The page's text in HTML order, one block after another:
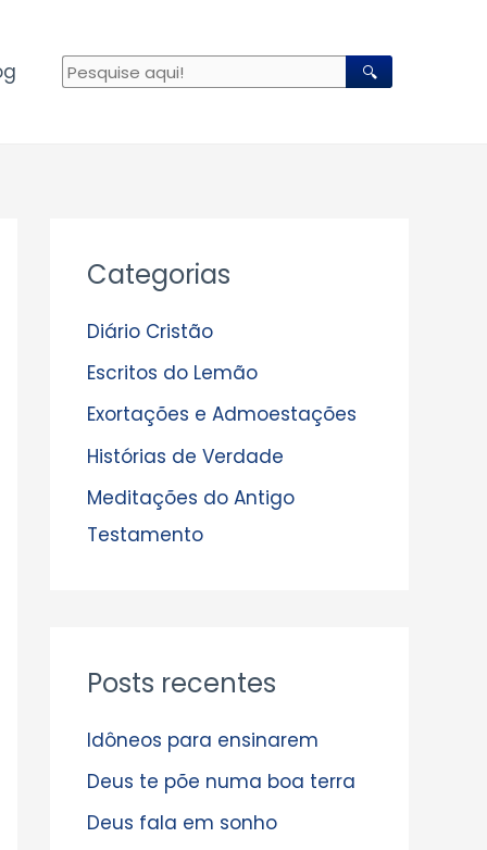
🔍
Categorias
Diário Cristão
Escritos do Lemão
Exortações e Admoestações
Histórias de Verdade
Meditações do Antigo
Testamento
Posts recentes
Idôneos para ensinarem
Deus te põe numa boa terra
Deus fala em sonho
r
u
i
v
o
s